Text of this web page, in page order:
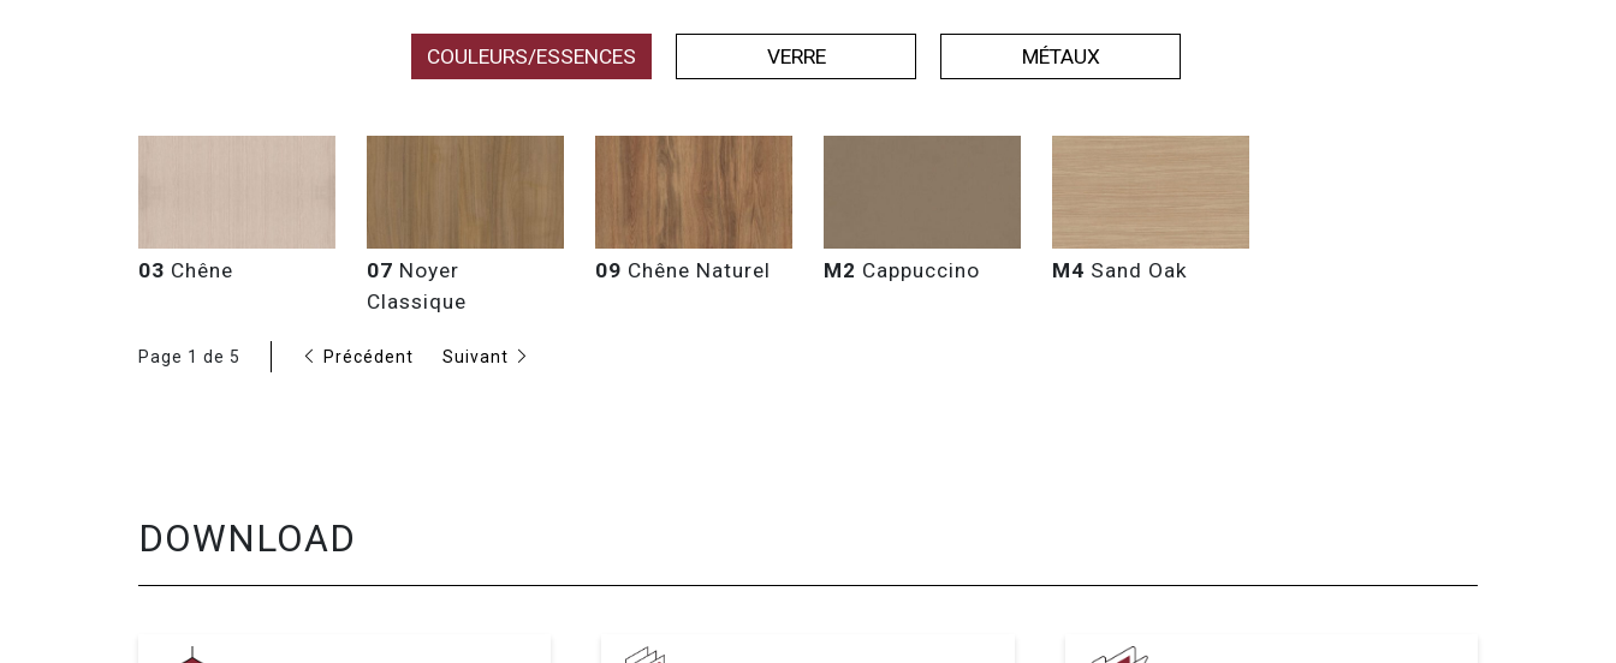
COULEURS/ESSENCES VERRE MÉTAUX
03 Chêne 07 Noyer
Classique
09 Chêne Naturel M2 Cappuccino M4 Sand Oak
Page 1 de 5 Précédent Suivant
DOWNLOAD